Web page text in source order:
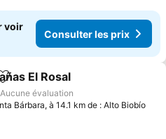
voir
Consulter les prix
Ajouter à mes favoris
El Rosal
Aucune évaluation
Bárbara, à 14.1 km de : Alto Biobío